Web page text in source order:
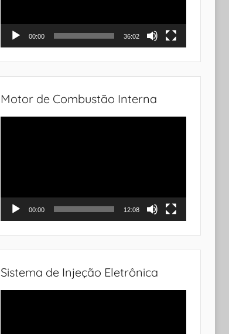
00:00 36:02
Motor de Combustão Interna
00:00 12:08
Sistema de Injeção Eletrônica